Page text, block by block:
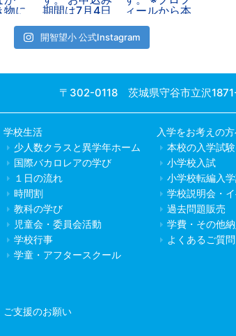
開智望小 公式Instagram
〒302-0118 茨城県守谷市立沢
学校生活
少人数クラスと異学年ホーム
国際バカロレアの学び
１日の流れ
時間割
教科の学び
児童会・委員会活動
学校行事
学童・アフタースクール
入学をお考えの
本校の入学試
小学校入試
小学校転編入
学校説明会・
過去問題販売
学費・その他
よくあるご質問
ご支援のお願い